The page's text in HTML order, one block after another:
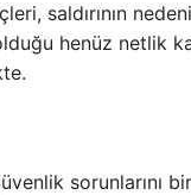
saldırının
henüz netlik
sorunlarını